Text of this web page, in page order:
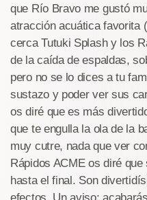
que Río Bravo me gustó
atracción acuática favorita
cerca Tutuki Splash y los
de la caída de espaldas,
pero no se lo dices a tu
sustazo y poder ver sus
os diré que es más
que te engulla la ola de la
muy cutre, nada que ver
Rápidos ACME os diré
hasta el final. Son